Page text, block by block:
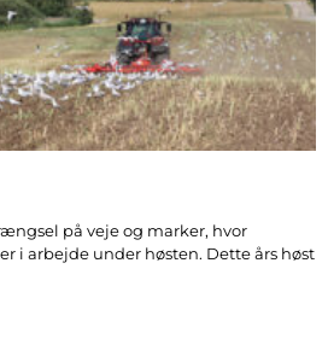
på veje og marker, hvor
i arbejde under høsten. Dette års høst